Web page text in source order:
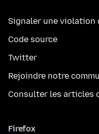
Signaler une violation
Code source
Twitter
Rejoindre notre
Consulter les articles
Firefox